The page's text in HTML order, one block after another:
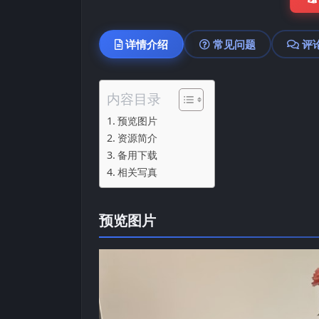
详情介绍 常见问题 评
内容目录
预览图片
资源简介
备用下载
相关写真
预览图片